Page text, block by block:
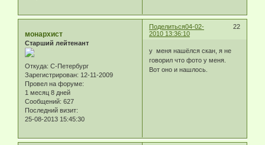
Поделиться 22
04-02-
2010 13:36:10
монархист
Старший лейтенант
Откуда: С-Петербург
Зарегистрирован: 12-11-2009
Провел на форуме:
1 месяц 8 дней
Сообщений: 627
Последний визит:
25-08-2013 15:45:30
у меня нашёлся скан, я не
говорил что фото у меня.
Вот оно и нашлось.